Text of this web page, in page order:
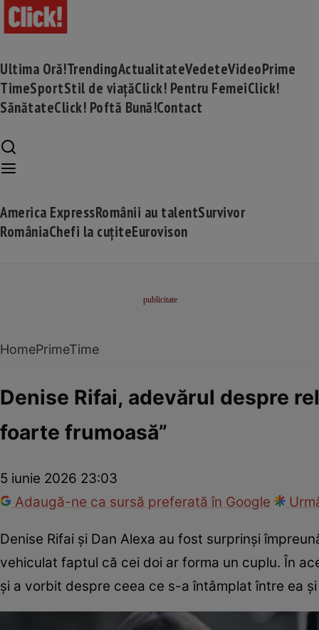
Ultima Oră!TrendingActualitateVedeteVideoPrime
TimeSportStil de viațăClick! Pentru FemeiClick!
SănătateClick! Poftă Bună!Contact
America ExpressRomânii au talentSurvivor
RomâniaChefi la cuțiteEurovison
HomePrimeTime
Denise Rifai, adevărul despre
foarte frumoasă”
5 iunie 2026 23:03
Adaugă-ne ca sursă preferată în Google
Denise Rifai și Dan Alexa au fost surprinși
vehiculat faptul că cei doi ar forma un cuplu. În
și a vorbit despre ceea ce s-a întâmplat între ea